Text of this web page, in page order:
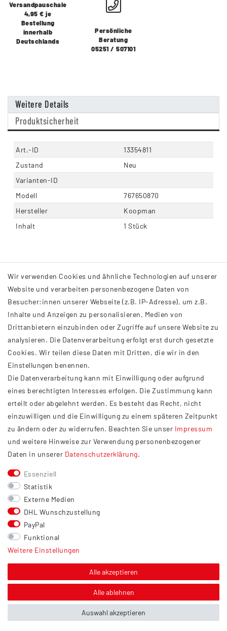
Versandpauschale
4,95 € je
Bestellung
innerhalb
Deutschlands
Persönliche
Beratung
05251 / 507101
Weitere Details
Produktsicherheit
Art.-ID
13354811
Zustand
Neu
Varianten-ID
Modell
767650870
Hersteller
Koopman
Inhalt
1 Stück
INFORMATIONEN
AGB
Impressum
Datenschutzerklärung
Widerrufsrecht
Barrierefreiheit
Service
Kontakt
Versand
Zahlung
Vertrag widerrufen
Sonstiges
Hinweis zur Entsorgung von Altbatterien & Altöl
Über uns
Wir verwenden Cookies und ähnliche Technologien auf unserer
Website und verarbeiten personenbezogene Daten von
Besucher:innen unserer Webseite (z.B. IP-Adresse), um z.B.
Inhalte und Anzeigen zu personalisieren, Medien von
Drittanbietern einzubinden oder Zugriffe auf unsere Website zu
analysieren. Die Datenverarbeitung erfolgt erst durch gesetzte
Cookies. Wir teilen diese Daten mit Dritten, die wir in den
Einstellungen benennen.
Die Datenverarbeitung kann mit Einwilligung oder aufgrund
eines berechtigten Interesses erfolgen. Die Zustimmung kann
erteilt oder abgelehnt werden. Es besteht das Recht, nicht
einzuwilligen und die Einwilligung zu einem späteren Zeitpunkt
zu ändern oder zu widerrufen. Beachten Sie unser Impressum
und weitere Hinweise zur Verwendung personenbezogener
Daten in unserer Daten­schutz­erklärung.
Essenziell
Statistik
Externe Medien
DHL Wunschzustellung
PayPal
Funktional
Weitere Einstellungen
Alle akzeptieren
Alle ablehnen
Auswahl akzeptieren